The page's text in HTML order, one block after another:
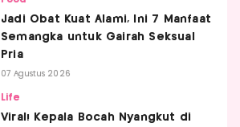
Jadi Obat Kuat Alami, Ini 7 Manfaat
Semangka untuk Gairah Seksual
Pria
07 Agustus 2026
Life
Viral! Kepala Bocah Nyangkut di